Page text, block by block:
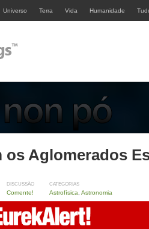
Universo Terra Vida Humanidade
os Aglomerados
DISCUSSÃO
Comente!
CATEGORIAS
Astrofísica Astronomia
ferramentas